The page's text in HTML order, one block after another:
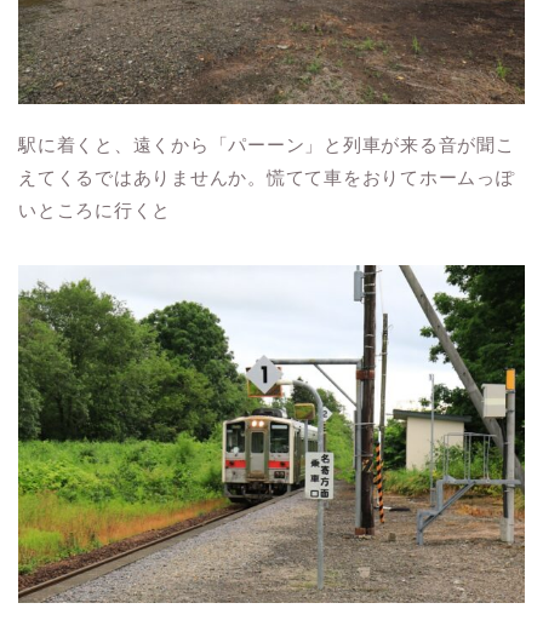
駅に着くと、遠くから「パーーン」と列車が来る音が聞こ
えてくるではありませんか。慌てて車をおりてホームっぽ
いところに行くと